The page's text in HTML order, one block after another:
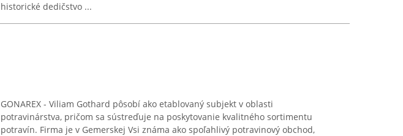
historické dedičstvo ...
GONAREX - Viliam Gothard pôsobí ako etablovaný subjekt v oblasti
potravinárstva, pričom sa sústreďuje na poskytovanie kvalitného sortimentu
potravín. Firma je v Gemerskej Vsi známa ako spoľahlivý potravinový obchod,